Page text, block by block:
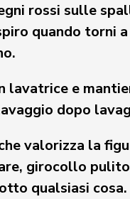
rossi sulle
quando torni
lavatrice e
dopo
valorizza la
girocollo
qualsiasi cosa.